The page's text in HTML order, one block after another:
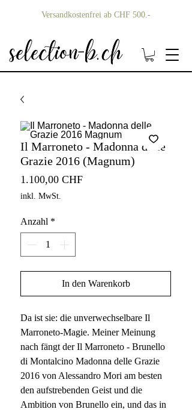
Versandkostenfrei ab CHF 500.-
Il Marroneto - Madonna delle
Grazie 2016 (Magnum)
1.100,00 CHFPreis
inkl. MwSt.
Anzahl *
In den Warenkorb
Da ist sie: die unverwechselbare Il
Marroneto-Magie. Meiner Meinung
nach fängt der Il Marroneto - Brunello
di Montalcino Madonna delle Grazie
2016 von Alessandro Mori am besten
den aufstrebenden Geist und die
Ambition von Brunello ein, und das in